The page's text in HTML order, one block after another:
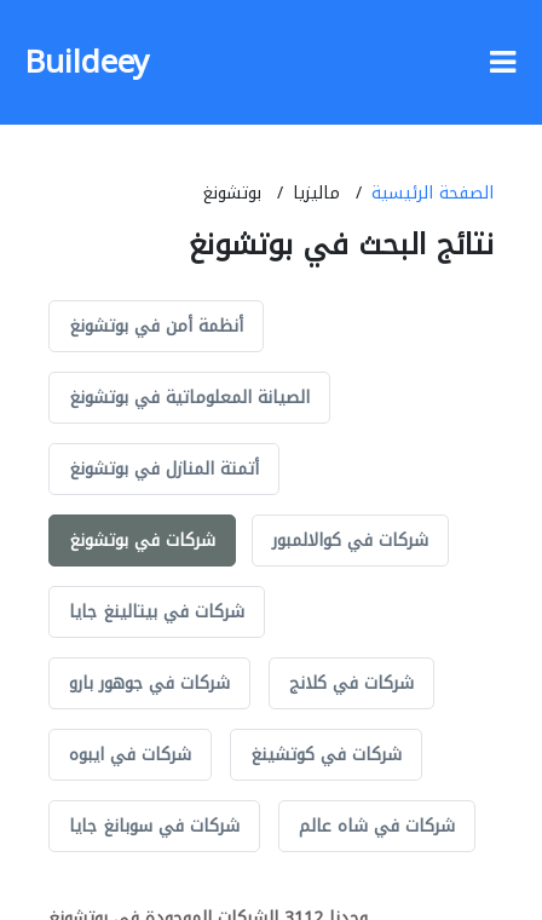
Buildeey
الصفحة الرئيسية ماليزيا بوتشونغ
نتائج البحث في بوتشونغ
أنظمة أمن في بوتشونغ
الصيانة المعلوماتية في بوتشونغ
أتمتة المنازل في بوتشونغ
شركات في بوتشونغ شركات في كوالالمبور
شركات في بيتالينغ جايا
شركات في جوهور بارو شركات في كلانج
شركات في ايبوه شركات في كوتشينغ
شركات في سوبانغ جايا شركات في شاه عالم